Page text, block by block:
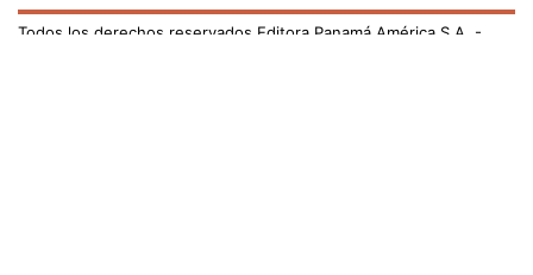
Todos los derechos reservados Editora Panamá América S.A. -